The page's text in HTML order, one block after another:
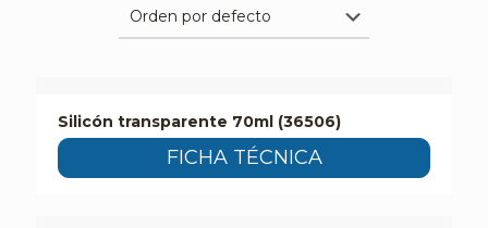
Silicón transparente 70ml (36506)
FICHA TÉCNICA